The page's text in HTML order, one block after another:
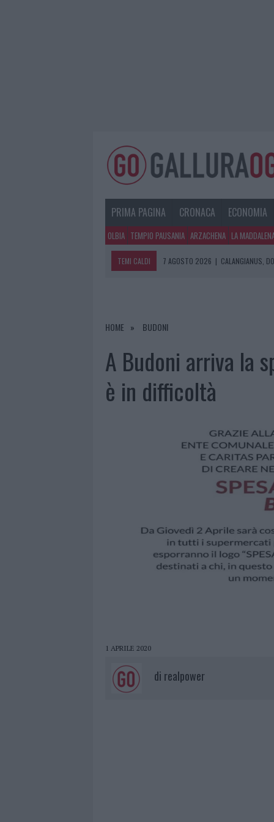
PRIMA PAGINA CRONACA ECONOMIA
OLBIA TEMPIO PAUSANIA ARZACHENA LA
TEMI CALDI 7 AGOSTO 2026 | CALANGIANUS,
7 AGOSTO 2026
HOME BUDONI
A Budoni arriva la
è in difficoltà
1 APRILE 2020
di realpower